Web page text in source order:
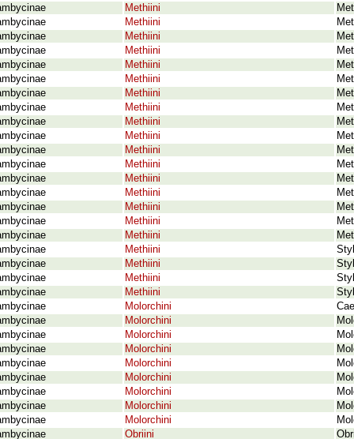
Methiini
Methiini
Methiini
Methiini
Methiini
Methiini
Methiini
Methiini
Methiini
Methiini
Methiini
Methiini
Methiini
Methiini
Methiini
Methiini
Methiini
Methiini
Methiini
Methiini
Methiini
Molorchini
Molorchini
Molorchini
Molorchini
Molorchini
Molorchini
Molorchini
Molorchini
Molorchini
Obriini